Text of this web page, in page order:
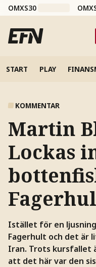
OMXS30
START PLAY
KOMMENTAR
Martin
Lockas
Istället för en
Fagerhult och det är
Iran. Trots kursfallet
att det här var den